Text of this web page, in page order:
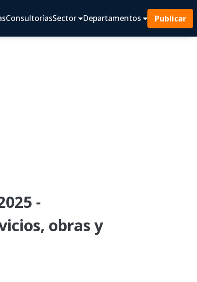
ConsultoríasSector Departamentos Publicar
-
obras y